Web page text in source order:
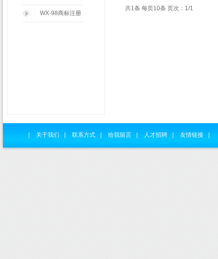
WX-98商标注册
共1条 每页10条 页次：1/1
关于我们 联系方式 给我留言 人才招聘 友情链接